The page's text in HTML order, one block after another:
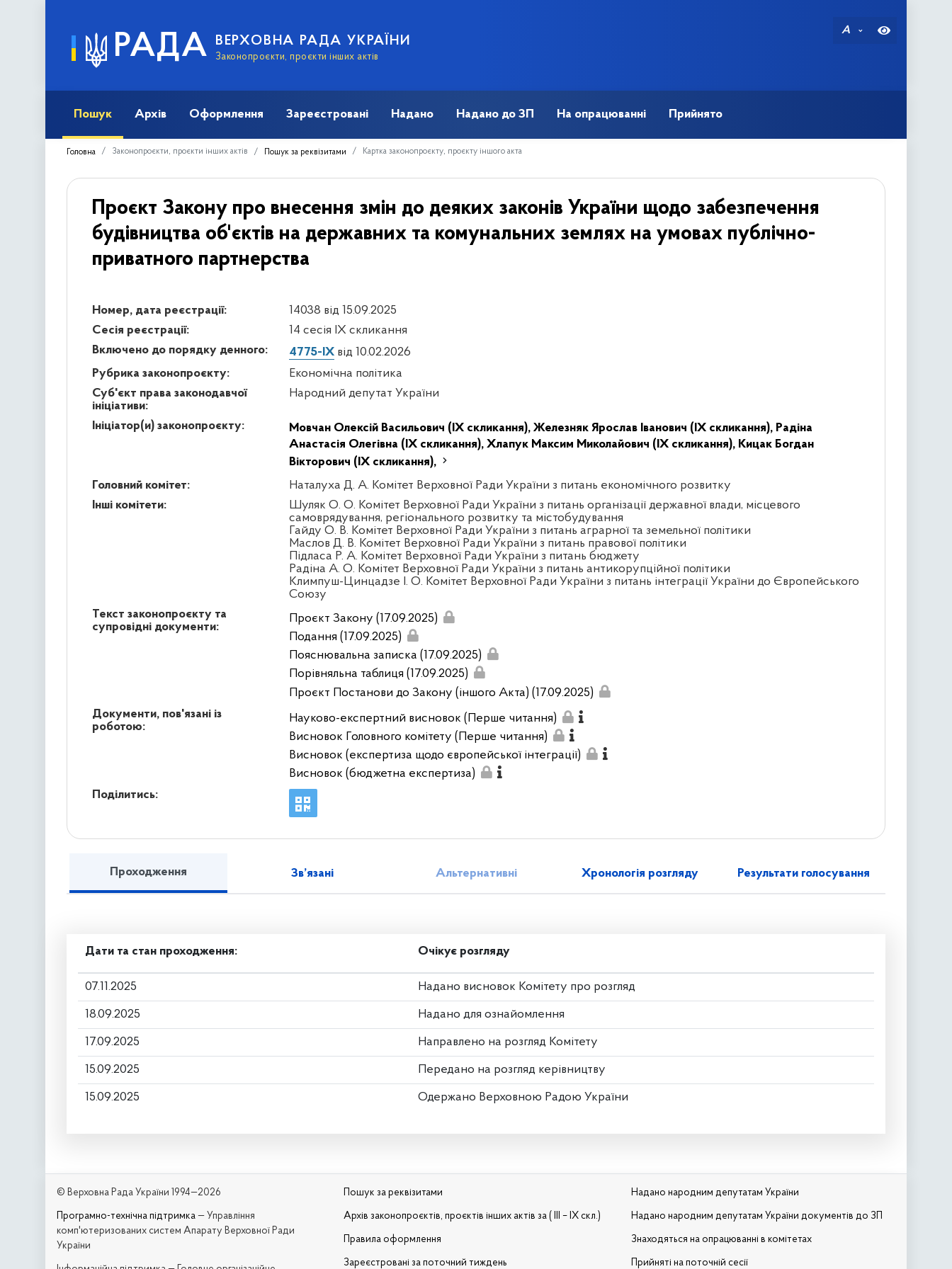
РАДА ВЕРХОВНА РАДА УКРАЇНИ
Законопроєкти, проєкти інших актів
A
Пошук Архів Оформлення Зареєстровані Надано Надано до ЗП На опрацюванні Прийнято
Головна Законопроєкти, проєкти інших актів Пошук за реквізитами Картка законопроєкту, проєкту іншого акта
Проєкт Закону про внесення змін до деяких законів України щодо забезпечення
будівництва об'єктів на державних та комунальних землях на умовах публічно-
приватного партнерства
Номер, дата реєстрації:
14038 від 15.09.2025
Сесія реєстрації:
14 сесія IX скликання
Включено до порядку денного:
4775-IX від 10.02.2026
Рубрика законопроєкту:
Економічна політика
Суб'єкт права законодавчої
ініціативи:
Народний депутат України
Ініціатор(и) законопроєкту: Мовчан Олексій Васильович (IX скликання),Железняк Ярослав Іванович (IX скликання), Радіна
Анастасія Олегівна (IX скликання),Хлапук Максим Миколайович (IX скликання), Кицак Богдан
Вікторович (IX скликання),
Головний комітет:
Наталуха Д. А. Комітет Верховної Ради України з питань економічного розвитку
Інші комітети:
Шуляк О. О. Комітет Верховної Ради України з питань організації державної влади, місцевого
самоврядування, регіонального розвитку та містобудування
Гайду О. В. Комітет Верховної Ради України з питань аграрної та земельної політики
Маслов Д. В. Комітет Верховної Ради України з питань правової політики
Підласа Р. А. Комітет Верховної Ради України з питань бюджету
Радіна А. О. Комітет Верховної Ради України з питань антикорупційної політики
Климпуш-Цинцадзе І. О. Комітет Верховної Ради України з питань інтеграції України до Європейського
Союзу
Текст законопроєкту та
супровідні документи:
Проєкт Закону (17.09.2025)
Подання (17.09.2025)
Пояснювальна записка (17.09.2025)
Порівняльна таблиця (17.09.2025)
Проєкт Постанови до Закону (іншого Акта) (17.09.2025)
Документи, пов'язані із
роботою:
Науково-експертний висновок (Перше читання)
Висновок Головного комітету (Перше читання)
Висновок (експертиза щодо європейської інтеграції)
Висновок (бюджетна експертиза)
Поділитись:
Проходження Зв’язані Альтернативні Хронологія розгляду Результати голосування
Дати та стан проходження: Очікує розгляду
07.11.2025 Надано висновок Комітету про розгляд
18.09.2025 Надано для ознайомлення
17.09.2025 Направлено на розгляд Комітету
15.09.2025 Передано на розгляд керівництву
15.09.2025 Одержано Верховною Радою України
© Верховна Рада України 1994—2026
Програмно-технічна підтримка — Управління
комп'ютеризованих систем Апарату Верховної Ради
України
Пошук за реквізитами
Архів законопроєктів, проєктів інших актів за ( III – IX скл.)
Правила оформлення
Зареєстровані за поточний тиждень
Надано народним депутатам України
Надано народним депутатам України документів до ЗП
Знаходяться на опрацюванні в комітетах
Прийняті на поточній сесії